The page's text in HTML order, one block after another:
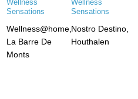
Wellness@home,
La Barre De
Monts
Nostro Destino,
Houthalen